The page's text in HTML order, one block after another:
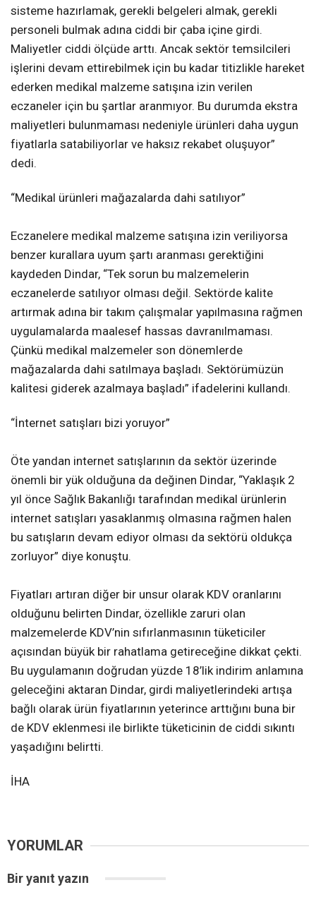
sisteme hazırlamak, gerekli belgeleri almak, gerekli
personeli bulmak adına ciddi bir çaba içine girdi.
Maliyetler ciddi ölçüde arttı. Ancak sektör temsilcileri
işlerini devam ettirebilmek için bu kadar titizlikle hareket
ederken medikal malzeme satışına izin verilen
eczaneler için bu şartlar aranmıyor. Bu durumda ekstra
maliyetleri bulunmaması nedeniyle ürünleri daha uygun
fiyatlarla satabiliyorlar ve haksız rekabet oluşuyor”
dedi.
“Medikal ürünleri mağazalarda dahi satılıyor”
Eczanelere medikal malzeme satışına izin veriliyorsa
benzer kurallara uyum şartı aranması gerektiğini
kaydeden Dindar, “Tek sorun bu malzemelerin
eczanelerde satılıyor olması değil. Sektörde kalite
artırmak adına bir takım çalışmalar yapılmasına rağmen
uygulamalarda maalesef hassas davranılmaması.
Çünkü medikal malzemeler son dönemlerde
mağazalarda dahi satılmaya başladı. Sektörümüzün
kalitesi giderek azalmaya başladı” ifadelerini kullandı.
“İnternet satışları bizi yoruyor”
Öte yandan internet satışlarının da sektör üzerinde
önemli bir yük olduğuna da değinen Dindar, “Yaklaşık 2
yıl önce Sağlık Bakanlığı tarafından medikal ürünlerin
internet satışları yasaklanmış olmasına rağmen halen
bu satışların devam ediyor olması da sektörü oldukça
zorluyor” diye konuştu.
Fiyatları artıran diğer bir unsur olarak KDV oranlarını
olduğunu belirten Dindar, özellikle zaruri olan
malzemelerde KDV’nin sıfırlanmasının tüketiciler
açısından büyük bir rahatlama getireceğine dikkat çekti.
Bu uygulamanın doğrudan yüzde 18’lik indirim anlamına
geleceğini aktaran Dindar, girdi maliyetlerindeki artışa
bağlı olarak ürün fiyatlarının yeterince arttığını buna bir
de KDV eklenmesi ile birlikte tüketicinin de ciddi sıkıntı
yaşadığını belirtti.
İHA
YORUMLAR
Bir yanıt yazın